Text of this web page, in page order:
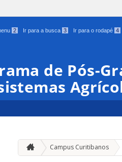
2 Ir para a busca 3 Ir para o rodapé 4
de Pós-
Campus Curitibanos